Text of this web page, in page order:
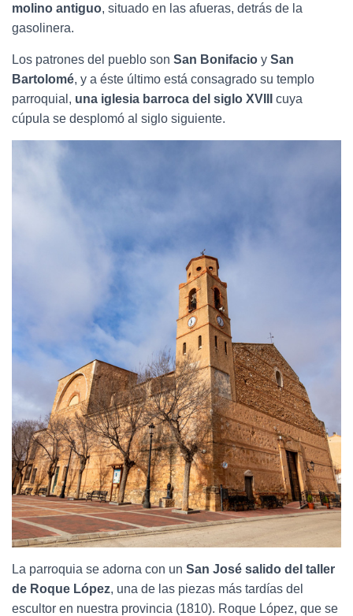
molino antiguo, situado en las afueras, detrás de la
gasolinera.
Los patrones del pueblo son San Bonifacio y San
Bartolomé, y a éste último está consagrado su templo
parroquial, una iglesia barroca del siglo XVIII
cuya
cúpula se desplomó al siglo siguiente.
La parroquia se adorna con un San José salido del taller
de Roque López, una de las piezas más tardías del
escultor en nuestra provincia (1810). Roque López, que se